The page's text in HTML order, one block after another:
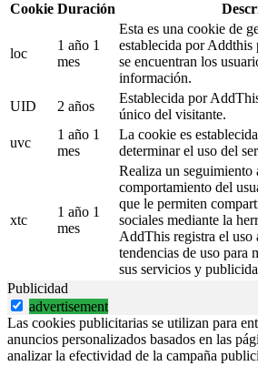
Cookie Duración
loc
1 año 1
mes
Esta es una cookie de
establecida por Addthis
se encuentran los
información.
UID
2 años
Establecida por
único del visitante.
uvc
1 año 1
mes
La cookie es
determinar el uso del
xtc
1 año 1
mes
Realiza un seguimiento
comportamiento del
que le permiten
sociales mediante la
AddThis registra el uso
tendencias de uso para
sus servicios y
Publicidad
advertisement
Las cookies publicitarias se utilizan para
anuncios personalizados basados en las
analizar la efectividad de la campaña